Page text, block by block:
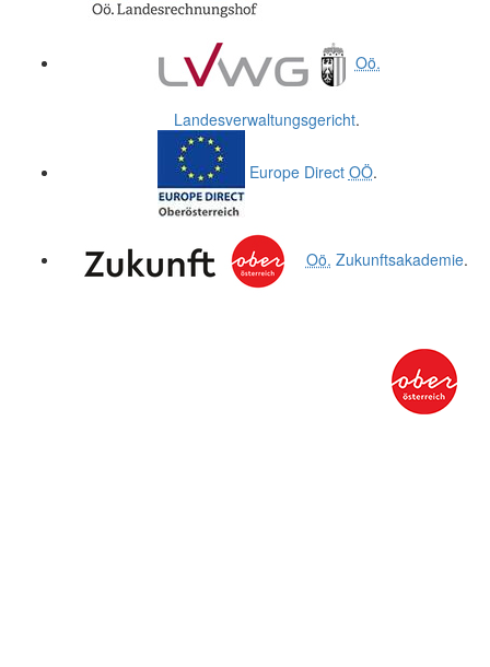
Oö.
Landesverwaltungsgericht.
Europe Direct OÖ.
Oö. Zukunftsakademie.